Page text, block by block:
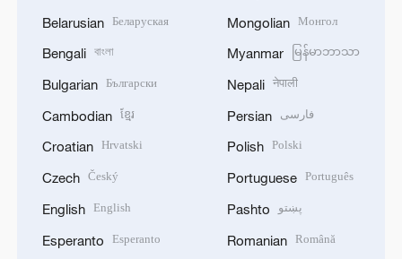
Belarusian Беларуская
Bengali বাংলা
Bulgarian Български
Cambodian ខ្មែរ
Croatian Hrvatski
Czech Český
English English
Esperanto Esperanto
Mongolian Монгол
Myanmar မြန်မာဘာသာ
Nepali नेपाली
Persian فارسی
Polish Polski
Portuguese Português
Pashto پښتو
Romanian Română